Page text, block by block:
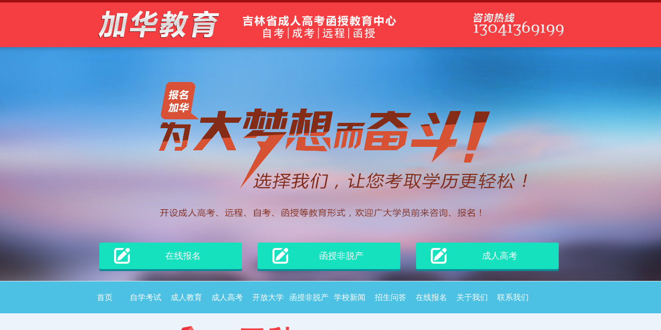
在线报名 函授非脱产 成人高考
首页 自学考试 成人教育 成人高考 开放大学 函授非脱产 学校新闻 招生问答 在线报名 关于我们 联系我们